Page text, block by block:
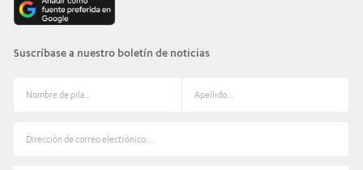
Suscríbase a nuestro boletín de noticias